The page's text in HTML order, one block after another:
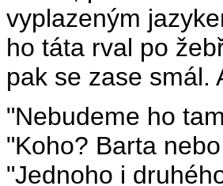
vyplazeným
ho táta rval po
pak se zase smál.
"Nebudeme ho
"Koho? Barta
"Jednoho i